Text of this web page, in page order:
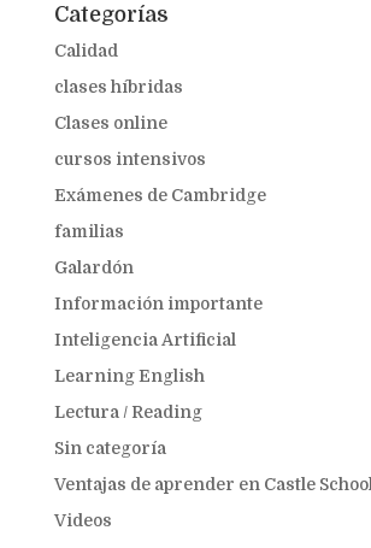
Categorías
Calidad
clases híbridas
Clases online
cursos intensivos
Exámenes de Cambridge
familias
Galardón
Información importante
Inteligencia Artificial
Learning English
Lectura / Reading
Sin categoría
Ventajas de aprender en Castle School
Videos